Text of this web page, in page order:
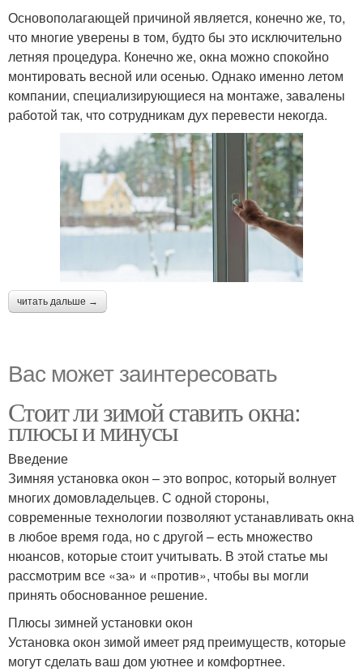
Основополагающей причиной является, конечно же, то,
что многие уверены в том, будто бы это исключительно
летняя процедура. Конечно же, окна можно спокойно
монтировать весной или осенью. Однако именно летом
компании, специализирующиеся на монтаже, завалены
работой так, что сотрудникам дух перевести некогда.
читать дальше →
Вас может заинтересовать
Стоит ли зимой ставить окна:
плюсы и минусы
Введение
Зимняя установка окон – это вопрос, который волнует
многих домовладельцев. С одной стороны,
современные технологии позволяют устанавливать окна
в любое время года, но с другой – есть множество
нюансов, которые стоит учитывать. В этой статье мы
рассмотрим все «за» и «против», чтобы вы могли
принять обоснованное решение.
Плюсы зимней установки окон
Установка окон зимой имеет ряд преимуществ, которые
могут сделать ваш дом уютнее и комфортнее.